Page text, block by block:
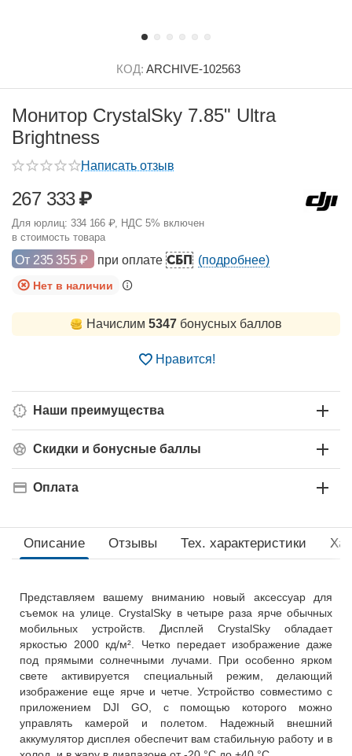
КОД: ARCHIVE-102563
Монитор CrystalSky 7.85" Ultra
Brightness
Написать отзыв
267 333₽
Для юрлиц: 334 166 ₽, НДС 5% включен
в стоимость товара
От 235 355 ₽ при оплате СБП (подробнее)
Нет в наличии
Начислим 5347бонусных баллов
Нравится!
Наши преимущества
Скидки и бонусные баллы
Оплата
Описание Отзывы Тех. xарактеристики
Представляем вашему вниманию новый аксессуар для
съемок на улице. CrystalSky в четыре раза ярче обычных
мобильных устройств. Дисплей CrystalSky обладает
яркостью 2000 кд/м². Четко передает изображение даже
под прямыми солнечными лучами. При особенно ярком
свете активируется специальный режим, делающий
изображение еще ярче и четче. Устройство совместимо с
приложением DJI GO, с помощью которого можно
управлять камерой и полетом. Надежный внешний
аккумулятор дисплея обеспечит вам стабильную работу и в